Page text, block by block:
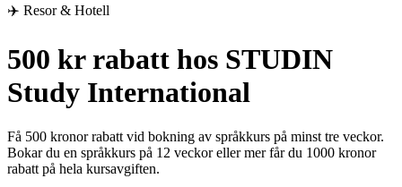
✈️ Resor & Hotell
500 kr rabatt hos STUDIN
Study International
Få 500 kronor rabatt vid bokning av språkkurs på minst tre veckor.
Bokar du en språkkurs på 12 veckor eller mer får du 1000 kronor
rabatt på hela kursavgiften.